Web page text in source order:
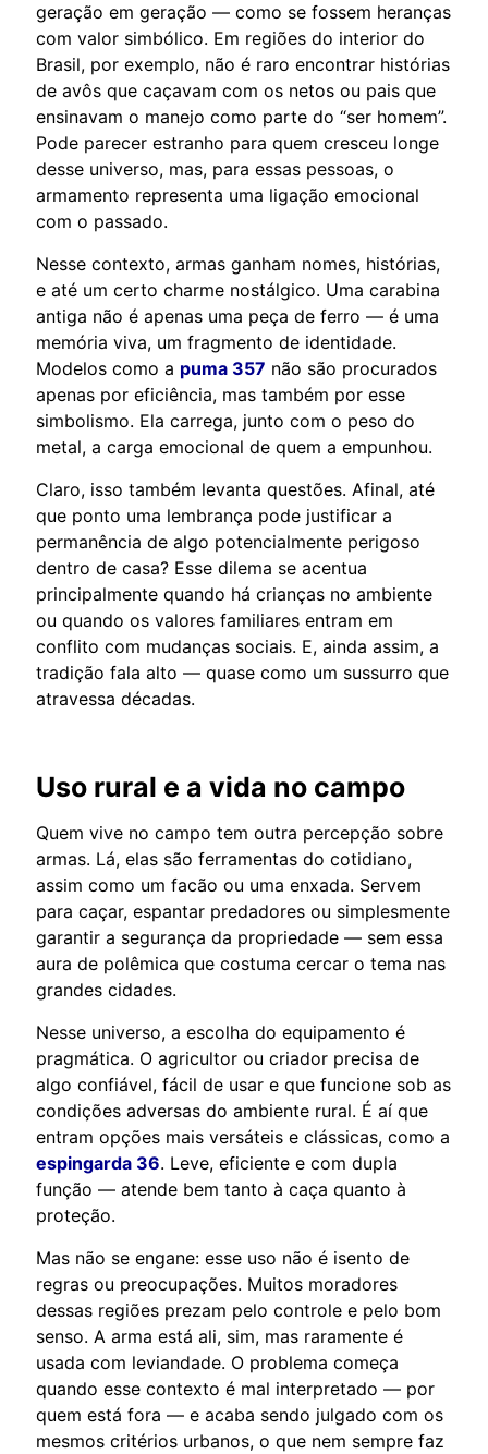
geração em geração — como se fossem heranças
com valor simbólico. Em regiões do interior do
Brasil, por exemplo, não é raro encontrar histórias
de avôs que caçavam com os netos ou pais que
ensinavam o manejo como parte do “ser homem”.
Pode parecer estranho para quem cresceu longe
desse universo, mas, para essas pessoas, o
armamento representa uma ligação emocional
com o passado.
Nesse contexto, armas ganham nomes, histórias,
e até um certo charme nostálgico. Uma carabina
antiga não é apenas uma peça de ferro — é uma
memória viva, um fragmento de identidade.
Modelos como a puma 357 não são procurados
apenas por eficiência, mas também por esse
simbolismo. Ela carrega, junto com o peso do
metal, a carga emocional de quem a empunhou.
Claro, isso também levanta questões. Afinal, até
que ponto uma lembrança pode justificar a
permanência de algo potencialmente perigoso
dentro de casa? Esse dilema se acentua
principalmente quando há crianças no ambiente
ou quando os valores familiares entram em
conflito com mudanças sociais. E, ainda assim, a
tradição fala alto — quase como um sussurro que
atravessa décadas.
Uso rural e a vida no campo
Quem vive no campo tem outra percepção sobre
armas. Lá, elas são ferramentas do cotidiano,
assim como um facão ou uma enxada. Servem
para caçar, espantar predadores ou simplesmente
garantir a segurança da propriedade — sem essa
aura de polêmica que costuma cercar o tema nas
grandes cidades.
Nesse universo, a escolha do equipamento é
pragmática. O agricultor ou criador precisa de
algo confiável, fácil de usar e que funcione sob as
condições adversas do ambiente rural. É aí que
entram opções mais versáteis e clássicas, como a
espingarda 36. Leve, eficiente e com dupla
função — atende bem tanto à caça quanto à
proteção.
Mas não se engane: esse uso não é isento de
regras ou preocupações. Muitos moradores
dessas regiões prezam pelo controle e pelo bom
senso. A arma está ali, sim, mas raramente é
usada com leviandade. O problema começa
quando esse contexto é mal interpretado — por
quem está fora — e acaba sendo julgado com os
mesmos critérios urbanos, o que nem sempre faz